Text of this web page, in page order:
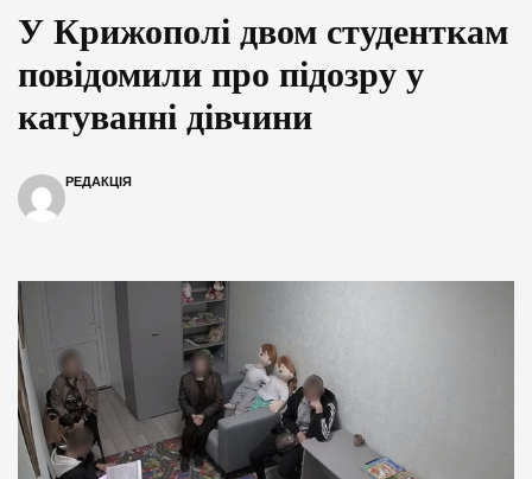
У Крижополі двом студенткам
повідомили про підозру у
катуванні дівчини
РЕДАКЦІЯ